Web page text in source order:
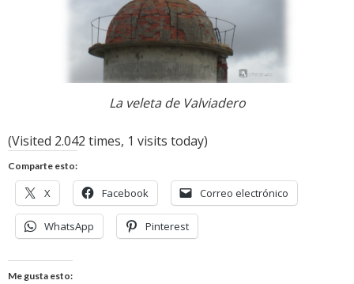
La veleta de Valviadero
(Visited 2.042 times, 1 visits today)
Comparte esto:
X Facebook Correo electrónico
WhatsApp Pinterest
Me gusta esto: